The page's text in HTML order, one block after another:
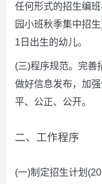
任何形式的招生编
园小班秋季集中招
1日出生的幼儿。
(三)程序规范。完善
做好信息发布，加
平、公正、公开。
二、工作程序
(一)制定招生计划